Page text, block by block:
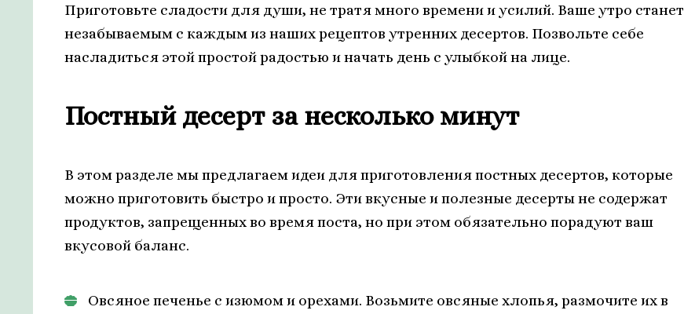
Приготовьте сладости для души, не тратя много времени и усилий. Ваше утро станет
незабываемым с каждым из наших рецептов утренних десертов. Позвольте себе
насладиться этой простой радостью и начать день с улыбкой на лице.
Постный десерт за несколько минут
В этом разделе мы предлагаем идеи для приготовления постных десертов, которые
можно приготовить быстро и просто. Эти вкусные и полезные десерты не содержат
продуктов, запрещенных во время поста, но при этом обязательно порадуют ваш
вкусовой баланс.
Овсяное печенье с изюмом и орехами. Возьмите овсяные хлопья, размочите их в